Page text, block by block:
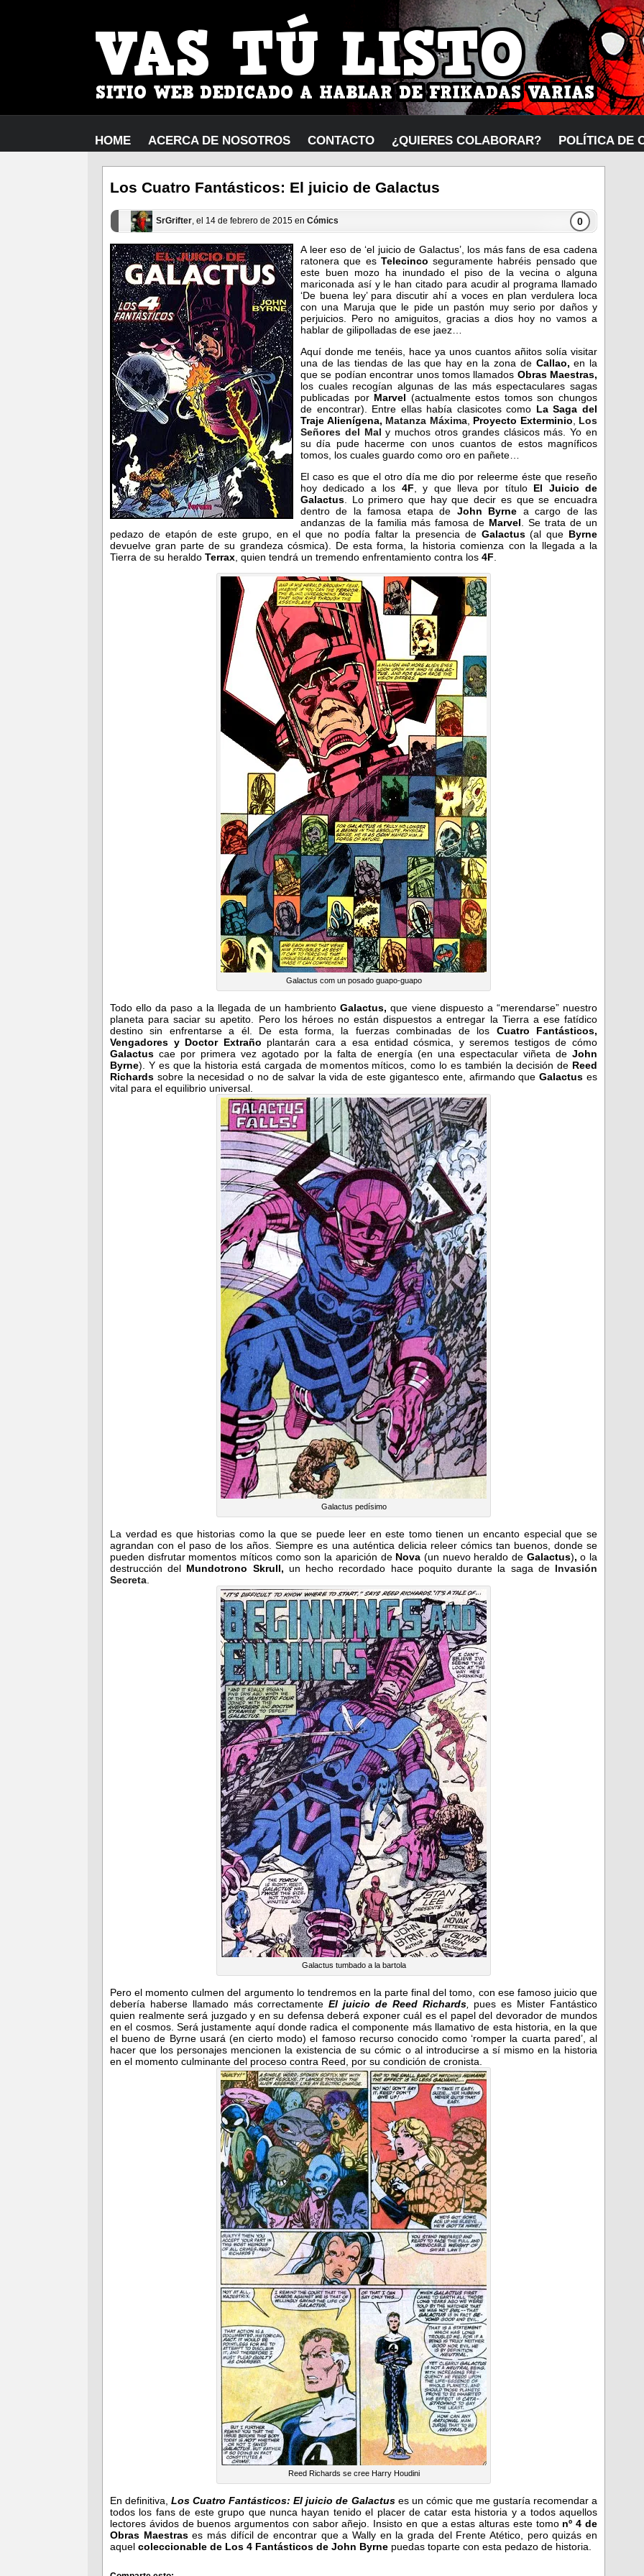
HOME ACERCA DE NOSOTROS CONTACTO ¿QUIERES COLABORAR? POLÍTICA DE
Los Cuatro Fantásticos: El juicio de Galactus
SrGrifter, el 14 de febrero de 2015 en Cómics 0
A leer eso de ‘el juicio de Galactus’, los más fans de esa cadena
ratonera que es Telecinco seguramente habréis pensado que
este buen mozo ha inundado el piso de la vecina o alguna
mariconada así y le han citado para acudir al programa llamado
‘De buena ley’ para discutir ahí a voces en plan verdulera loca
con una Maruja que le pide un pastón muy serio por daños y
perjuicios. Pero no amiguitos, gracias a dios hoy no vamos a
hablar de gilipolladas de ese jaez…
Aquí donde me tenéis, hace ya unos cuantos añitos solía visitar
una de las tiendas de las que hay en la zona de Callao,en la
que se podían encontrar unos tomos llamados Obras Maestras,
los cuales recogían algunas de las más espectaculares sagas
publicadas por Marvel (actualmente estos tomos son chungos
de encontrar). Entre ellas había clasicotes como La Saga del
Traje Alienígena, Matanza Máxima, Proyecto Exterminio
Los
Señores del Mal y muchos otros grandes clásicos más. Yo en
su día pude hacerme con unos cuantos de estos magníficos
tomos, los cuales guardo como oro en pañete…
El caso es que el otro día me dio por releerme éste que reseño
hoy dedicado a los 4F , y que lleva por título El Juicio de
Galactus . Lo primero que hay que decir es que se encuadra
dentro de la famosa etapa de John Byrne a cargo de las
andanzas de la familia más famosa de Marvel . Se trata de un
pedazo de etapón de este grupo, en el que no podía faltar la presencia de Galactus(al que Byrne
devuelve gran parte de su grandeza cósmica). De esta forma, la historia comienza con la llegada a la
Tierra de su heraldo Terrax , quien tendrá un tremendo enfrentamiento contra los 4F
Galactus com un posado guapo-guapo
Todo ello da paso a la llegada de un hambrientoGalactus, que viene dispuesto a “merendarse” nuestro
planeta para saciar su apetito. Pero los héroes no están dispuestos a entregar la Tierra a ese fatídico
destino sin enfrentarse a él. De esta forma, la fuerzas combinadas de los Cuatro Fantásticos,
Vengadores y Doctor Extraño plantarán cara a esa entidad cósmica, y seremos testigos de cómo
Galactus cae por primera vez agotado por la falta de energía (en una espectacular viñeta de John
Byrne). Y es que la historia está cargada de momentos míticos, como lo es también la decisión de Reed
Richards sobre la necesidad o no de salvar la vida de este gigantesco ente, afirmando queGalactuses
vital para el equilibrio universal.
Galactus pedísimo
La verdad es que historias como la que se puede leer en este tomo tienen un encanto especial que se
agrandan con el paso de los años. Siempre es una auténtica delicia releer cómics tan buenos, donde se
pueden disfrutar momentos míticos como son la aparición de Nova (un nuevo heraldo de Galactus),o la
destrucción del Mundotrono Skrull, un hecho recordado hace poquito durante la saga de Invasión
Secreta
Galactus tumbado a la bartola
Pero el momento culmen del argumento lo tendremos en la parte final del tomo, con ese famoso juicio que
debería haberse llamado más correctamenteEl juicio de Reed Richards,
pues es Mister Fantástico
quien realmente será juzgado y en su defensa deberá exponer cuál es el papel del devorador de mundos
en el cosmos. Será justamente aquí donde radica el componente más llamativo de esta historia, en la que
el bueno de Byrne usará (en cierto modo) el famoso recurso conocido como ‘romper la cuarta pared’, al
hacer que los personajes mencionen la existencia de su cómic o al introducirse a sí mismo en la historia
en el momento culminante del proceso contra Reed, por su condición de cronista.
Reed Richards se cree Harry Houdini
En definitiva,Los Cuatro Fantásticos: El juicio de Galactuses un cómic que me gustaría recomendar a
todos los fans de este grupo que nunca hayan tenido el placer de catar esta historia y a todos aquellos
lectores ávidos de buenos argumentos con sabor añejo. Insisto en que a estas alturas este tomo nº 4 de
Obras Maestrases más difícil de encontrar que a Wally en la grada del Frente Atético, pero quizás en
aquel coleccionable de Los 4 Fantásticos de John Byrne puedas toparte con esta pedazo de historia.